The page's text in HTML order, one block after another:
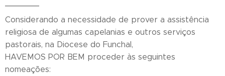
Considerando a necessidade de prover a assistência
religiosa de algumas capelanias e outros serviços
pastorais, na Diocese do Funchal,
HAVEMOS POR BEM proceder às seguintes
nomeações: